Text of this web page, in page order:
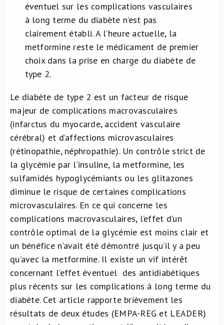
éventuel sur les complications vasculaires
à long terme du diabète n’est pas
clairement établi. A l’heure actuelle, la
metformine reste le médicament de premier
choix dans la prise en charge du diabète de
type 2.
Le diabète de type 2 est un facteur de risque
majeur de complications macrovasculaires
(infarctus du myocarde, accident vasculaire
cérébral) et d’affections microvasculaires
(rétinopathie, néphropathie). Un contrôle strict de
la glycémie par l’insuline, la metformine, les
sulfamidés hypoglycémiants ou les glitazones
diminue le risque de certaines complications
microvasculaires. En ce qui concerne les
complications macrovasculaires, l’effet d’un
contrôle optimal de la glycémie est moins clair et
un bénéfice n’avait été démontré jusqu’il y a peu
qu’avec la metformine. Il existe un vif intérêt
concernant l’effet éventuel des antidiabétiques
plus récents sur les complications à long terme du
diabète. Cet article rapporte brièvement les
résultats de deux études (EMPA-REG et LEADER)